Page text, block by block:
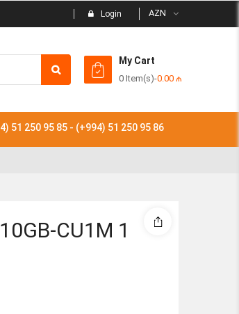
Login AZN
My Cart
0 Item(s)-0.00 ₼
51 250 95 85 - (+994) 51 250 95 86
CU1M 1